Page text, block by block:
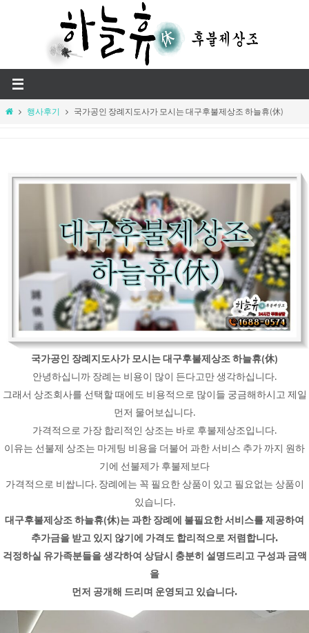
Home행사후기 국가공인 장례지도사가 모시는 대구후불제상조 하늘휴(休)
국가공인 장례지도사가 모시는 대구후불제상조 하늘휴(休)
안녕하십니까 장례는 비용이 많이 든다고만 생각하십니다.
그래서 상조회사를 선택할 때에도 비용적으로 많이들 궁금해하시고 제일
먼저 물어보십니다.
가격적으로 가장 합리적인 상조는 바로 후불제상조입니다.
이유는 선불제 상조는 마게팅 비용을 더불어 과한 서비스 추가 까지 원하
기에 선불제가 후불제보다
가격적으로 비쌉니다. 장례에는 꼭 필요한 상품이 있고 필요없는 상품이
있습니다.
대구후불제상조 하늘휴(休)는 과한 장례에 불필요한 서비스를 제공하여
추가금을 받고 있지 않기에 가격도 합리적으로 저렴합니다.
걱정하실 유가족분들을 생각하여 상담시 충분히 설명드리고 구성과 금액
을
먼저 공개해 드리며 운영되고 있습니다.